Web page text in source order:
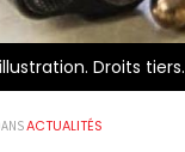
Droits tiers.
ACTUALITÉS